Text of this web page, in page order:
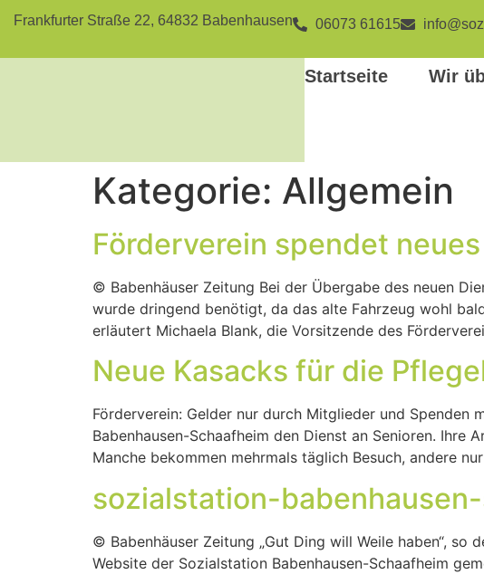
Frankfurter Straße 22, 64832 Babenhausen 06073 61615
Startseite Wir
Kategorie: Allgemein
Förderverein spendet
© Babenhäuser Zeitung Bei der Übergabe des neuen
wurde dringend benötigt, da das alte Fahrzeug wohl
erläutert Michaela Blank, die Vorsitzende des
Neue Kasacks für die
Förderverein: Gelder nur durch Mitglieder und
Babenhausen-Schaafheim den Dienst an Senioren.
Manche bekommen mehrmals täglich Besuch, andere
sozialstation-
© Babenhäuser Zeitung „Gut Ding will Weile haben“,
Website der Sozialstation Babenhausen-Schaafheim